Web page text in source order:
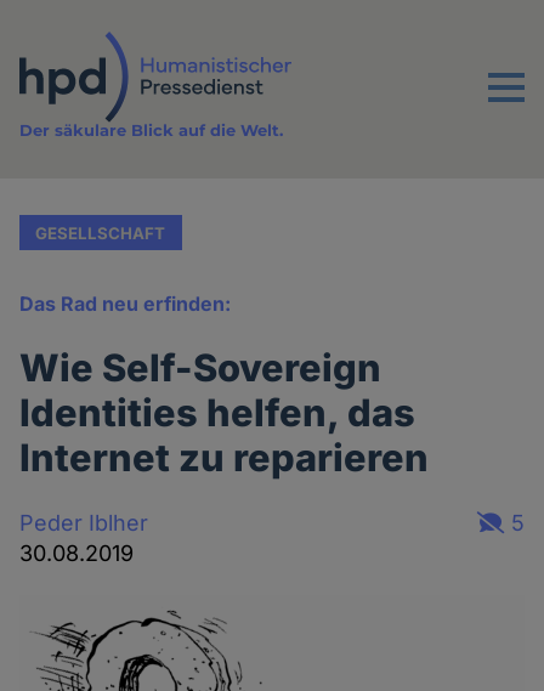
Inhalt
Menu
Der säkulare Blick auf die Welt.
GESELLSCHAFT
Das Rad neu erfinden:
Wie Self-Sovereign
Identities helfen, das
Internet zu reparieren
Peder Iblher
30.08.2019
5